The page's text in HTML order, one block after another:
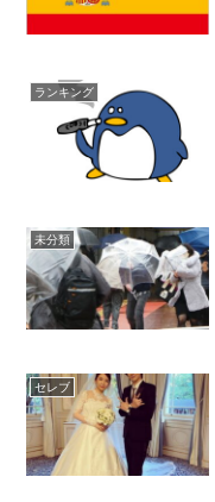
ランキング
未分類
セレブ